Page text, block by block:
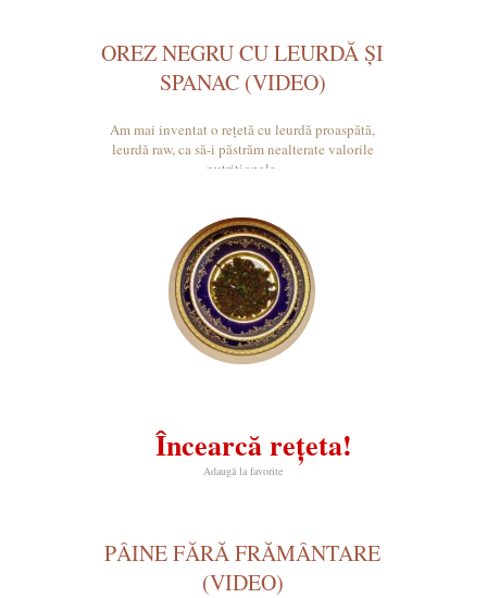
OREZ NEGRU CU LEURDĂ ȘI
SPANAC (VIDEO)
Am mai inventat o rețetă cu leurdă proaspătă,
leurdă raw, ca să-i păstrăm nealterate valorile
nutriționale.
Încearcă rețeta!
Adaugă la favorite
PÂINE FĂRĂ FRĂMÂNTARE
(VIDEO)